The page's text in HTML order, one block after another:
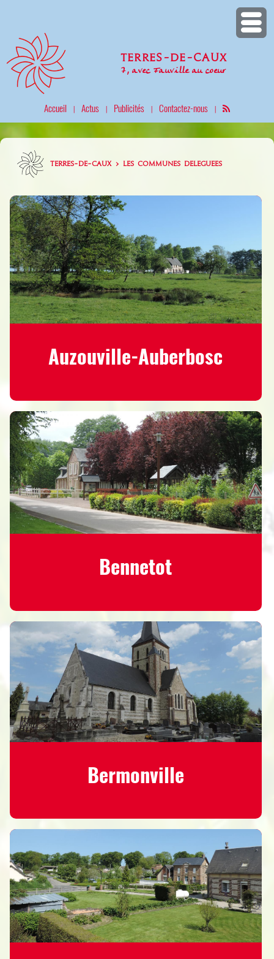
Terres-de-Caux
7, avec Fauville au coeur
Accueil | Actus | Publicités | Contactez-nous |
TERRES-DE-CAUX > LES COMMUNES DELEGUEES
Auzouville-Auberbosc
Bennetot
Bermonville